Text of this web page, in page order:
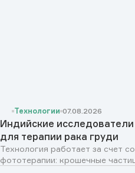
Технологии 07.08.2026
Индийские
для терапии рака груди
Технология работает за счет
фототерапии: крошечные